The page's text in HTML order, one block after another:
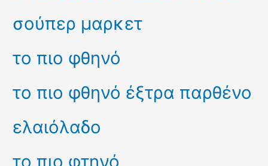
σούπερ μαρκετ
το πιο φθηνό
το πιο φθηνό έξτρα παρθένο
ελαιόλαδο
το πιο φτηνό